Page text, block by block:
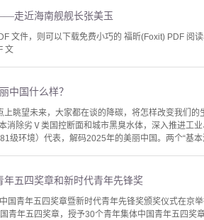
走近海南舰舰长张美玉
文件，则可以下载免费小巧的 福昕(Foxit) PDF 阅
文
中国什么样？
上眺望未来，大家都在谈的降碳，将怎样改变我们
消除劣Ⅴ类国控断面和城市黑臭水体，深入推进工
级环境）代表，解码2025年的美丽中国。两个“基本
年五四奖章和新时代青年先锋奖
国青年五四奖章暨新时代青年先锋奖颁奖仪式在京
青年五四奖章，授予30个青年集体中国青年五四